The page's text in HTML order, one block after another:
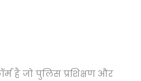
है जो पुलिस प्रशिक्षण और